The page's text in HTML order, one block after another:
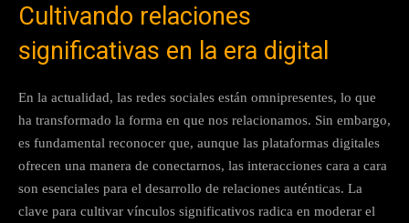
Cultivando relaciones
significativas en la era digital
En la actualidad, las redes sociales están omnipresentes, lo que
ha transformado la forma en que nos relacionamos. Sin embargo,
es fundamental reconocer que, aunque las plataformas digitales
ofrecen una manera de conectarnos, las interacciones cara a cara
son esenciales para el desarrollo de relaciones auténticas. La
clave para cultivar vínculos significativos radica en moderar el